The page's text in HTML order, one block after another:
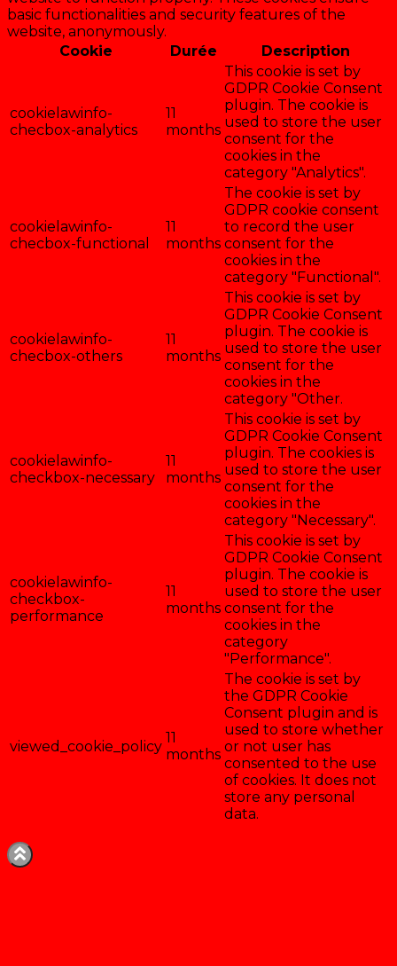
basic functionalities and security features of the
website, anonymously.
Cookie
Durée Description
cookielawinfo-
checbox-analytics
11
months
This cookie is set by
GDPR Cookie Consent
plugin. The cookie is
used to store the user
consent for the
cookies in the
category "Analytics".
cookielawinfo-
checbox-functional
11
months
The cookie is set by
GDPR cookie consent
to record the user
consent for the
cookies in the
category "Functional".
cookielawinfo-
checbox-others
11
months
This cookie is set by
GDPR Cookie Consent
plugin. The cookie is
used to store the user
consent for the
cookies in the
category "Other.
cookielawinfo-
checkbox-necessary
11
months
This cookie is set by
GDPR Cookie Consent
plugin. The cookies is
used to store the user
consent for the
cookies in the
category "Necessary".
cookielawinfo-
checkbox-
performance
11
months
This cookie is set by
GDPR Cookie Consent
plugin. The cookie is
used to store the user
consent for the
cookies in the
category
"Performance".
viewed_cookie_policy
11
months
The cookie is set by
the GDPR Cookie
Consent plugin and is
used to store whether
or not user has
consented to the use
of cookies. It does not
store any personal
data.